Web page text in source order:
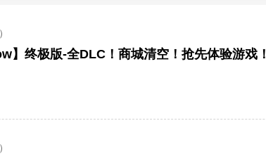
】终极版-全DLC！商城清空！抢先体验游戏！